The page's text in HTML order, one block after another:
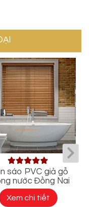
sáo PVC giả gỗ
nước Đồng Nai
Xem chi tiết